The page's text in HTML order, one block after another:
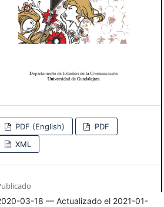
PDF (English)
PDF
XML
03-18 — Actualizado el 2021-01-